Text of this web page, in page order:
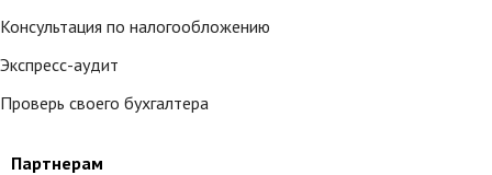
Консультация по налогообложению
Экспресс-аудит
Проверь своего бухгалтера
Партнерам